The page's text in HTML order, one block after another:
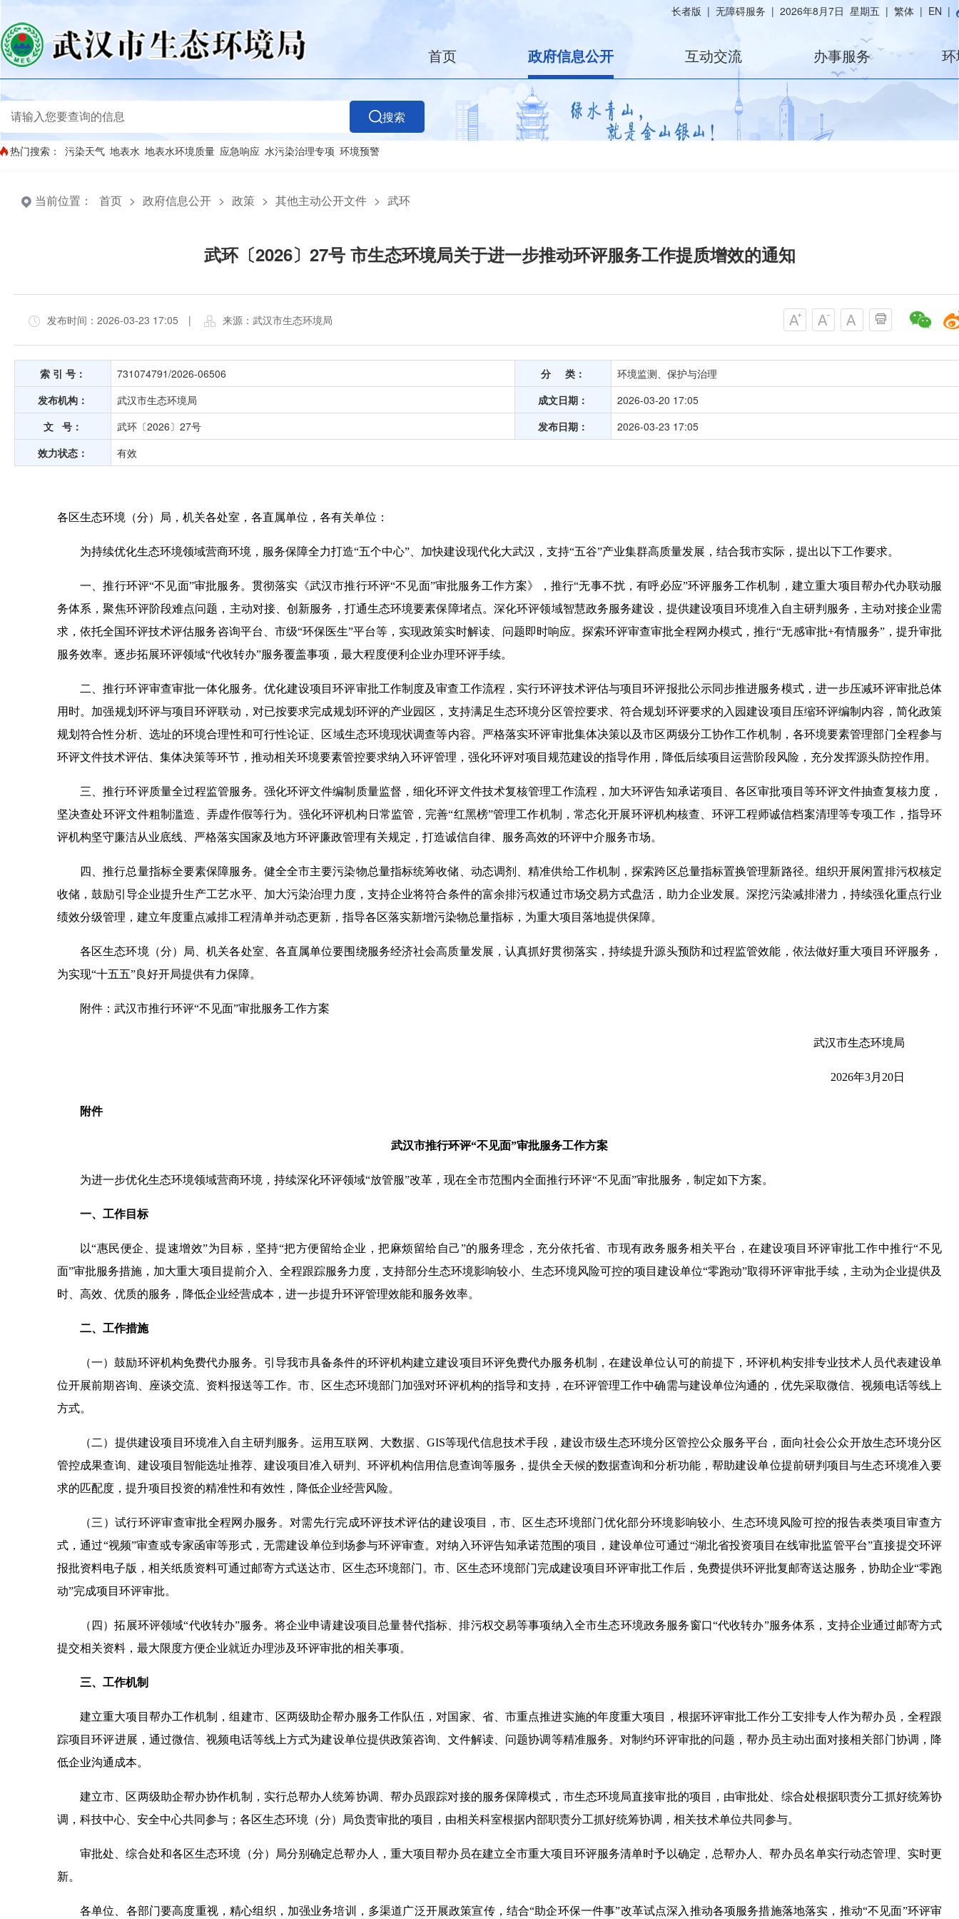
长者版 | 无障碍服务 | 2026年8月7日 星期五 | 繁体 | EN |
首页 政府信息公开 互动交流 办事服务
搜索
热门搜索： 污染天气 地表水 地表水环境质量 应急响应 水污染治理专项 环境预警
当前位置： 首页 > 政府信息公开 > 政策 > 其他主动公开文件 > 武环
武环〔2026〕27号 市生态环境局关于进一步推动环评服务工作提质增效的通知
发布时间：2026-03-23 17:05 | 来源：武汉市生态环境局
索 引 号： 731074791/2026-06506 分 类：
环境监测、保护与治理
发布机构：
武汉市生态环境局 成文日期：
2026-03-20 17:05
文 号：
武环〔2026〕27号 发布日期：
2026-03-23 17:05
效力状态：
有效
各区生态环境（分）局，机关各处室，各直属单位，各有关单位：
为持续优化生态环境领域营商环境，服务保障全力打造“五个中心”、加快建设现代化大武汉，支持“五谷”产业集群高质量发展，结合我市实际，提出以下工作要求。
一、推行环评“不见面”审批服务。贯彻落实《武汉市推行环评“不见面”审批服务工作方案》，推行“无事不扰，有呼必应”环评服务工作机制，建立重大项目帮办代办联动服
务体系，聚焦环评阶段难点问题，主动对接、创新服务，打通生态环境要素保障堵点。深化环评领域智慧政务服务建设，提供建设项目环境准入自主研判服务，主动对接企业需
求，依托全国环评技术评估服务咨询平台、市级“环保医生”平台等，实现政策实时解读、问题即时响应。探索环评审查审批全程网办模式，推行“无感审批+有情服务”，提升审批
服务效率。逐步拓展环评领域“代收转办”服务覆盖事项，最大程度便利企业办理环评手续。
二、推行环评审查审批一体化服务。优化建设项目环评审批工作制度及审查工作流程，实行环评技术评估与项目环评报批公示同步推进服务模式，进一步压减环评审批总体
用时。加强规划环评与项目环评联动，对已按要求完成规划环评的产业园区，支持满足生态环境分区管控要求、符合规划环评要求的入园建设项目压缩环评编制内容，简化政策
规划符合性分析、选址的环境合理性和可行性论证、区域生态环境现状调查等内容。严格落实环评审批集体决策以及市区两级分工协作工作机制，各环境要素管理部门全程参与
环评文件技术评估、集体决策等环节，推动相关环境要素管控要求纳入环评管理，强化环评对项目规范建设的指导作用，降低后续项目运营阶段风险，充分发挥源头防控作用。
三、推行环评质量全过程监管服务。强化环评文件编制质量监督，细化环评文件技术复核管理工作流程，加大环评告知承诺项目、各区审批项目等环评文件抽查复核力度，
坚决查处环评文件粗制滥造、弄虚作假等行为。强化环评机构日常监管，完善“红黑榜”管理工作机制，常态化开展环评机构核查、环评工程师诚信档案清理等专项工作，指导环
评机构坚守廉洁从业底线、严格落实国家及地方环评廉政管理有关规定，打造诚信自律、服务高效的环评中介服务市场。
四、推行总量指标全要素保障服务。健全全市主要污染物总量指标统筹收储、动态调剂、精准供给工作机制，探索跨区总量指标置换管理新路径。组织开展闲置排污权核定
收储，鼓励引导企业提升生产工艺水平、加大污染治理力度，支持企业将符合条件的富余排污权通过市场交易方式盘活，助力企业发展。深挖污染减排潜力，持续强化重点行业
绩效分级管理，建立年度重点减排工程清单并动态更新，指导各区落实新增污染物总量指标，为重大项目落地提供保障。
各区生态环境（分）局、机关各处室、各直属单位要围绕服务经济社会高质量发展，认真抓好贯彻落实，持续提升源头预防和过程监管效能，依法做好重大项目环评服务，
为实现“十五五”良好开局提供有力保障。
附件：武汉市推行环评“不见面”审批服务工作方案
武汉市生态环境局
2026年3月20日
附件
武汉市推行环评“不见面”审批服务工作方案
为进一步优化生态环境领域营商环境，持续深化环评领域“放管服”改革，现在全市范围内全面推行环评“不见面”审批服务，制定如下方案。
一、工作目标
以“惠民便企、提速增效”为目标，坚持“把方便留给企业，把麻烦留给自己”的服务理念，充分依托省、市现有政务服务相关平台，在建设项目环评审批工作中推行“不见
面”审批服务措施，加大重大项目提前介入、全程跟踪服务力度，支持部分生态环境影响较小、生态环境风险可控的项目建设单位“零跑动”取得环评审批手续，主动为企业提供及
时、高效、优质的服务，降低企业经营成本，进一步提升环评管理效能和服务效率。
二、工作措施
（一）鼓励环评机构免费代办服务。引导我市具备条件的环评机构建立建设项目环评免费代办服务机制，在建设单位认可的前提下，环评机构安排专业技术人员代表建设单
位开展前期咨询、座谈交流、资料报送等工作。市、区生态环境部门加强对环评机构的指导和支持，在环评管理工作中确需与建设单位沟通的，优先采取微信、视频电话等线上
方式。
（二）提供建设项目环境准入自主研判服务。运用互联网、大数据、GIS等现代信息技术手段，建设市级生态环境分区管控公众服务平台，面向社会公众开放生态环境分区
管控成果查询、建设项目智能选址推荐、建设项目准入研判、环评机构信用信息查询等服务，提供全天候的数据查询和分析功能，帮助建设单位提前研判项目与生态环境准入要
求的匹配度，提升项目投资的精准性和有效性，降低企业经营风险。
（三）试行环评审查审批全程网办服务。对需先行完成环评技术评估的建设项目，市、区生态环境部门优化部分环境影响较小、生态环境风险可控的报告表类项目审查方
式，通过“视频”审查或专家函审等形式，无需建设单位到场参与环评审查。对纳入环评告知承诺范围的项目，建设单位可通过“湖北省投资项目在线审批监管平台”直接提交环评
报批资料电子版，相关纸质资料可通过邮寄方式送达市、区生态环境部门。市、区生态环境部门完成建设项目环评审批工作后，免费提供环评批复邮寄送达服务，协助企业“零跑
动”完成项目环评审批。
（四）拓展环评领域“代收转办”服务。将企业申请建设项目总量替代指标、排污权交易等事项纳入全市生态环境政务服务窗口“代收转办”服务体系，支持企业通过邮寄方式
提交相关资料，最大限度方便企业就近办理涉及环评审批的相关事项。
三、工作机制
建立重大项目帮办工作机制，组建市、区两级助企帮办服务工作队伍，对国家、省、市重点推进实施的年度重大项目，根据环评审批工作分工安排专人作为帮办员，全程跟
踪项目环评进展，通过微信、视频电话等线上方式为建设单位提供政策咨询、文件解读、问题协调等精准服务。对制约环评审批的问题，帮办员主动出面对接相关部门协调，降
低企业沟通成本。
建立市、区两级助企帮办协作机制，实行总帮办人统筹协调、帮办员跟踪对接的服务保障模式，市生态环境局直接审批的项目，由审批处、综合处根据职责分工抓好统筹协
调，科技中心、安全中心共同参与；各区生态环境（分）局负责审批的项目，由相关科室根据内部职责分工抓好统筹协调，相关技术单位共同参与。
审批处、综合处和各区生态环境（分）局分别确定总帮办人，重大项目帮办员在建立全市重大项目环评服务清单时予以确定，总帮办人、帮办员名单实行动态管理、实时更
新。
各单位、各部门要高度重视，精心组织，加强业务培训，多渠道广泛开展政策宣传，结合“助企环保一件事”改革试点深入推动各项服务措施落地落实，推动“不见面”环评审